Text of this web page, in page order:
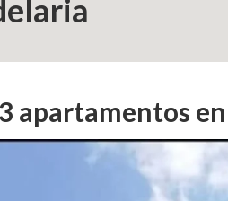
apartamentos